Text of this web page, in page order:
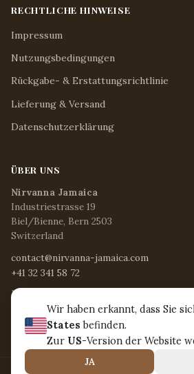
Wir haben erkannt, dass Sie
States befinden.
Zur US-Version der Website
JA
RECHTLICHE HINWEISE
Impressum
Nutzungsbedingungen
Rückgabe- & Erstattungsrichtlinie
Lieferung & Versand
Datenschutzerklärung
ÜBER UNS
Nirvanna Jamaica
Industriestrasse 19
Biel/Bienne, Bern 2503
Switzerland
contact@nirvanna-jamaica.com
+41 32 341 58 72
Mo - Fr / 8:15 - 17:00 Uhr
Sa / 8:30 - 12:30 Uhr
So & Feiertage / Geschlossen